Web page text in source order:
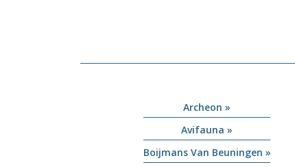
Archeon »
Avifauna »
Boijmans Van Beuningen »